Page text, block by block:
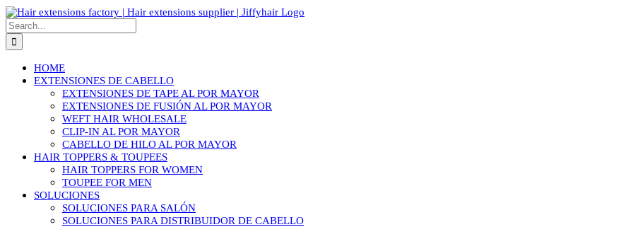
HOME
EXTENSIONES DE CABELLO
EXTENSIONES DE TAPE AL POR MAYOR
EXTENSIONES DE FUSIÓN AL POR MAYOR
WEFT HAIR WHOLESALE
CLIP-IN AL POR MAYOR
CABELLO DE HILO AL POR MAYOR
HAIR TOPPERS & TOUPEES
HAIR TOPPERS FOR WOMEN
TOUPEE FOR MEN
SOLUCIONES
SOLUCIONES PARA SALÓN
SOLUCIONES PARA DISTRIBUIDOR DE CABELLO